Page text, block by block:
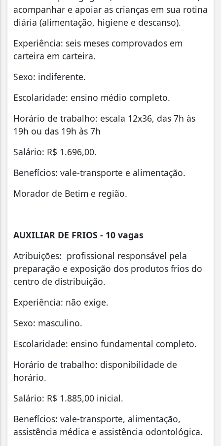
acompanhar e apoiar as crianças em sua rotina
diária (alimentação, higiene e descanso).
Experiência: seis meses comprovados em
carteira em carteira.
Sexo: indiferente.
Escolaridade: ensino médio completo.
Horário de trabalho: escala 12x36, das 7h às
19h ou das 19h às 7h
Salário: R$ 1.696,00.
Benefícios: vale-transporte e alimentação.
Morador de Betim e região.
AUXILIAR DE FRIOS - 10 vagas
Atribuições: profissional responsável pela
preparação e exposição dos produtos frios do
centro de distribuição.
Experiência: não exige.
Sexo: masculino.
Escolaridade: ensino fundamental completo.
Horário de trabalho: disponibilidade de
horário.
Salário: R$ 1.885,00 inicial.
Benefícios: vale-transporte, alimentação,
assistência médica e assistência odontológica.